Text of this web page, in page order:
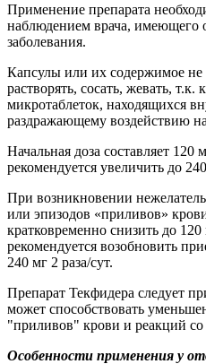
Применение препарата
наблюдением врача, имеющего
заболевания.
Капсулы или их содержимое не
растворять, сосать, жевать,
микротаблеток, находящихся
раздражающему воздействию
Начальная доза составляет 120
рекомендуется увеличить до
При возникновении
или эпизодов «приливов»
кратковременно снизить до
рекомендуется возобновить
240 мг 2 раза/сут.
Препарат Текфидера следует
может способствовать
"приливов" крови и реакций
Особенности применения у